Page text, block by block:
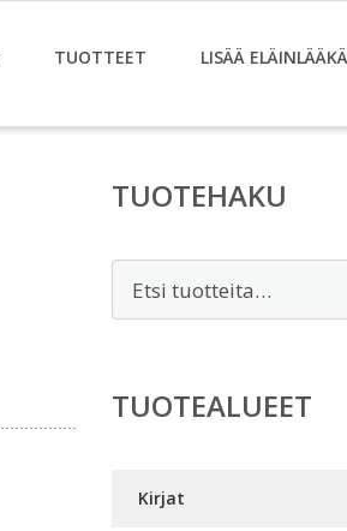
TUOTTEET LISÄÄ
TUOTEHAKU
TUOTEALUEET
Kirjat